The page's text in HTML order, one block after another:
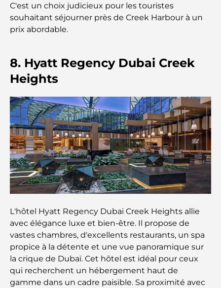
Meilleurs restaurants pour un déjeuner d'affaires
au DIFC
Les marques de vêtements les plus chères au
monde
de culture et d'empire
Comment choisir un conseiller financier à Dubaï ?
Les jets privés les plus chers : immersion dans
l'univers du luxe aéronautique des milliardaires
monde
Écoles indiennes à Dubaï : Le guide ultime pour
les parents
Découverte des sites emblématiques d'Abu Dhabi
C'est un choix judicieux pour les touristes
souhaitant séjourner près de Creek Harbour à un
prix abordable.
8. Hyatt Regency Dubai Creek
Heights
L'hôtel Hyatt Regency Dubai Creek Heights allie
avec élégance luxe et bien-être. Il propose de
vastes chambres, d'excellents restaurants, un spa
propice à la détente et une vue panoramique sur
la crique de Dubaï. Cet hôtel est idéal pour ceux
qui recherchent un hébergement haut de
gamme dans un cadre paisible. Sa proximité avec